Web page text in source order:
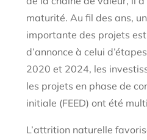
maturité. Au fil des ans,
importante des projets
d’annonce à celui
2020 et 2024, les
les projets en phase de
initiale (FEED) ont été
L’attrition naturelle